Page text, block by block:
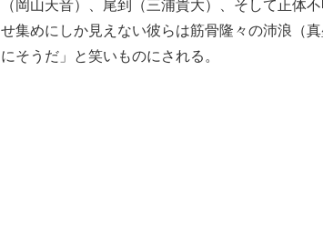
（岡山天音）、尾到（三浦貴大）、そして正体
せ集めにしか見えない彼らは筋骨隆々の沛浪（
にそうだ」と笑いものにされる。